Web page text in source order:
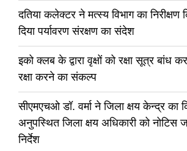
दतिया कलेक्टर ने मत्स्य विभाग का निरीक्षण
दिया पर्यावरण संरक्षण का संदेश
इको क्लब के द्वारा वृक्षों को रक्षा सूत्र बांध
रक्षा करने का संकल्प
सीएमएचओ डॉ. वर्मा ने जिला क्षय केन्द्र का
अनुपस्थित जिला क्षय अधिकारी को नोटिस
निर्देश